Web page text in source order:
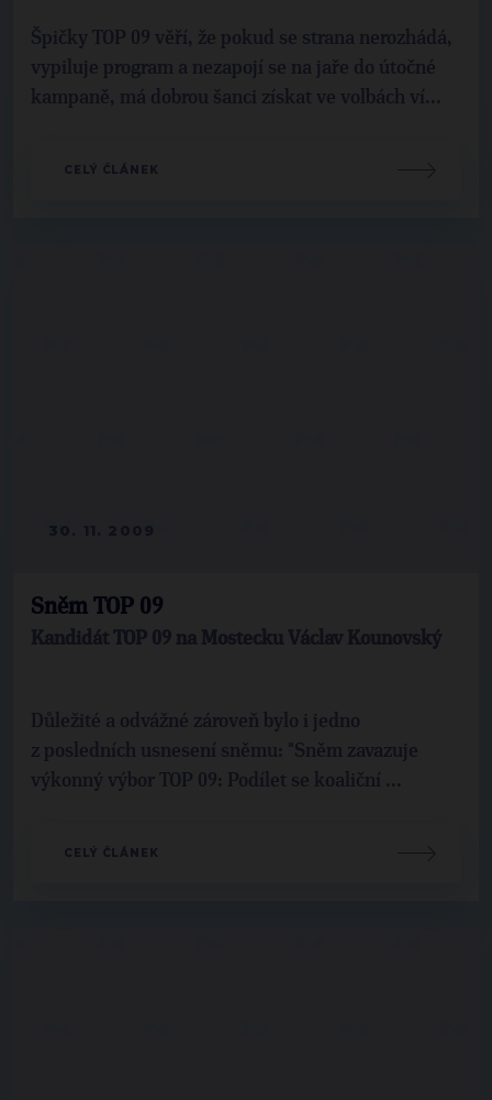
Špičky TOP 09 věří, že pokud se strana nerozhádá,
vypiluje program a nezapojí se na jaře do útočné
kampaně, má dobrou šanci získat ve volbách ví...
CELÝ ČLÁNEK
Sněm TOP 09
Kandidát TOP 09 na Mostecku Václav Kounovský
Důležité a odvážné zároveň bylo i jedno
z posledních usnesení sněmu: "Sněm zavazuje
výkonný výbor TOP 09: Podílet se koaliční ...
CELÝ ČLÁNEK